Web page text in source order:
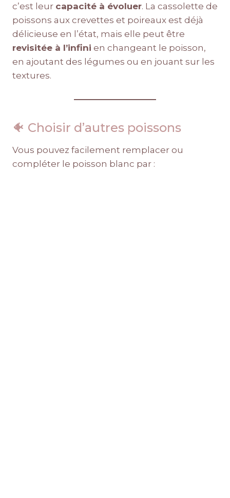
c’est leur capacité à évoluer. La cassolette de
poissons aux crevettes et poireaux est déjà
délicieuse en l’état, mais elle peut être
revisitée à l’infini en changeant le poisson,
en ajoutant des légumes ou en jouant sur les
textures.
🐠 Choisir d’autres poissons
Vous pouvez facilement remplacer ou
compléter le poisson blanc par :